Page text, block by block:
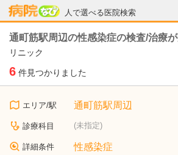
人で選べる医院検索
病院なび
通町筋駅周辺の性感染症の検査/治療
リニック
6 件見つかりました
エリア/駅 通町筋駅周辺
診療科目 (未指定)
詳細条件 性感染症